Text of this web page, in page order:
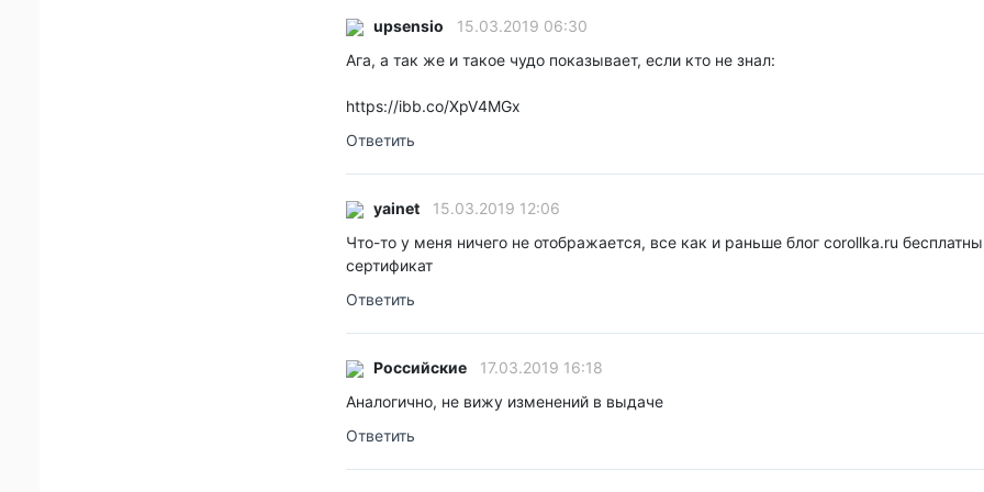
upsensio
15.03.2019 06:30
Ага, а так же и такое чудо показывает, если кто не знал:
https://ibb.co/XpV4MGx
Ответить
yainet
15.03.2019 12:06
Что-то у меня ничего не отображается, все как и раньше блог corollka.ru
сертификат
Ответить
Российские
17.03.2019 16:18
Аналогично, не вижу изменений в выдаче
Ответить